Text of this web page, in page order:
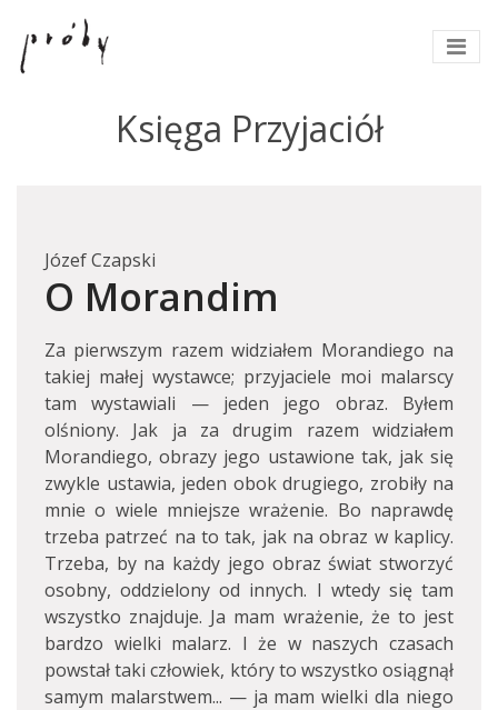
Księga Przyjaciół
Józef Czapski
O Morandim
Za pierwszym razem widziałem Morandiego na
takiej małej wystawce; przyjaciele moi malarscy
tam wystawiali — jeden jego obraz. Byłem
olśniony. Jak ja za drugim razem widziałem
Morandiego, obrazy jego ustawione tak, jak się
zwykle ustawia, jeden obok drugiego, zrobiły na
mnie o wiele mniejsze wrażenie. Bo naprawdę
trzeba patrzeć na to tak, jak na obraz w kaplicy.
Trzeba, by na każdy jego obraz świat stworzyć
osobny, oddzielony od innych. I wtedy się tam
wszystko znajduje. Ja mam wrażenie, że to jest
bardzo wielki malarz. I że w naszych czasach
powstał taki człowiek, który to wszystko osiągnął
samym malarstwem... — ja mam wielki dla niego